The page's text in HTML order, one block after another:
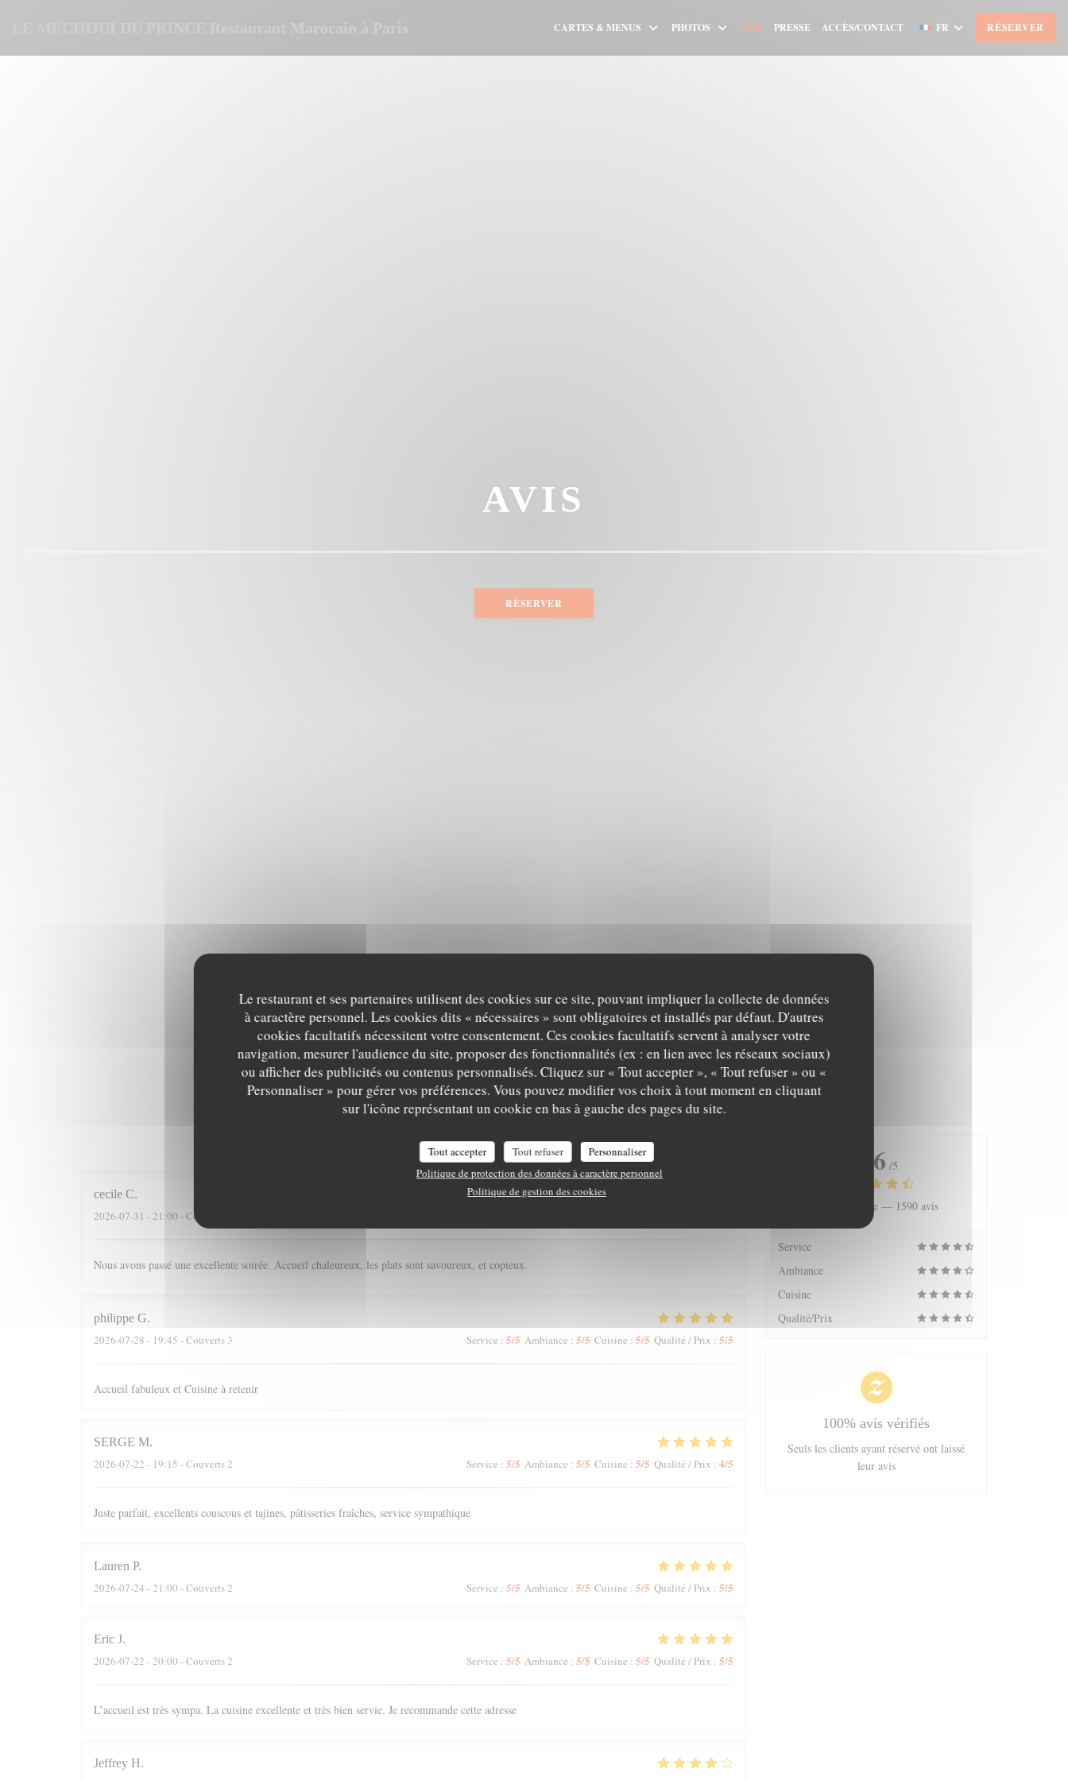
Le restaurant et ses partenaires utilisent des cookies sur ce site, pouvant impliquer la collecte de données
à caractère personnel. Les cookies dits « nécessaires » sont obligatoires et installés par défaut. D'autres
cookies facultatifs nécessitent votre consentement. Ces cookies facultatifs servent à analyser votre
navigation, mesurer l'audience du site, proposer des fonctionnalités (ex : en lien avec les réseaux sociaux)
ou afficher des publicités ou contenus personnalisés. Cliquez sur « Tout accepter », « Tout refuser » ou «
Personnaliser » pour gérer vos préférences. Vous pouvez modifier vos choix à tout moment en cliquant
sur l'icône représentant un cookie en bas à gauche des pages du site.
Tout accepter Tout refuser
Personnaliser
Politique de protection des données à caractère personnel
Politique de gestion des cookies
CARTES & MENUS PHOTOS AVIS PRESSE ACCÈS/CONTACT FR RÉSERVER
AVIS
RÉSERVER
cecile C
2026-07-31 - 21:00 - Couverts 4
Nous avons passé une excellente soirée. Accueil chaleureux, les plats sont savoureux, et copieux.
philippe G
2026-07-28 - 19:45 - Couverts 3 Service : 5/5 Ambiance : 5/5 Cuisine : 5/5 Qualité / Prix : 5/5
Accueil fabuleux et Cuisine à retenir
SERGE M
2026-07-22 - 19:15 - Couverts 2 Service : 5/5 Ambiance : 5/5 Cuisine : 5/5 Qualité / Prix : 4/5
Juste parfait, excellents couscous et tajines, pâtisseries fraîches, service sympathique
Lauren P
2026-07-24 - 21:00 - Couverts 2 Service : 5/5 Ambiance : 5/5 Cuisine : 5/5 Qualité / Prix : 5/5
Eric J
2026-07-22 - 20:00 - Couverts 2 Service : 5/5 Ambiance : 5/5 Cuisine : 5/5 Qualité / Prix : 5/5
L’accueil est très sympa. La cuisine excellente et très bien servie. Je recommande cette adresse
Jeffrey H
4.6 /5
Note moyenne — 1590 avis
Service
Ambiance
Cuisine
Qualité/Prix
100% avis vérifiés
Seuls les clients ayant réservé ont laissé
leur avis